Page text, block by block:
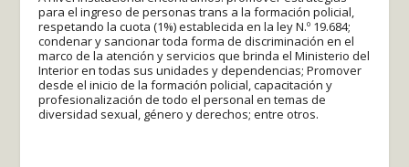
para el ingreso de personas trans a la formación policial,
respetando la cuota (1%) establecida en la ley N.º 19.684;
condenar y sancionar toda forma de discriminación en el
marco de la atención y servicios que brinda el Ministerio del
Interior en todas sus unidades y dependencias; Promover
desde el inicio de la formación policial, capacitación y
profesionalización de todo el personal en temas de
diversidad sexual, género y derechos; entre otros.